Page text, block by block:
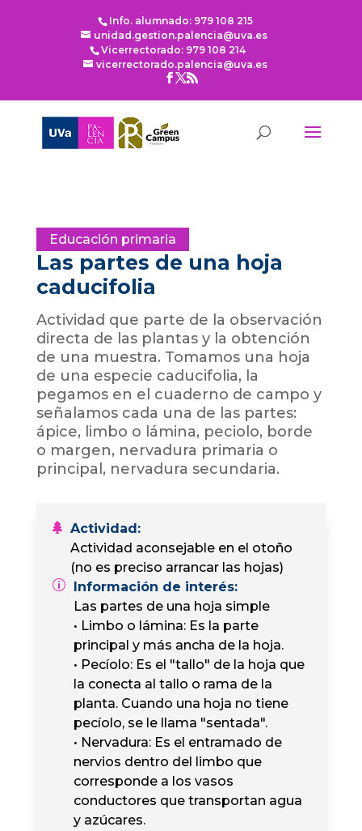
Info. alumnado: 979 108 215
unidad.gestion.palencia@uva.es
Vicerrectorado: 979 108 214
vicerrectorado.palencia@uva.es
Educación primaria
Las partes de una hoja
caducifolia
Actividad que parte de la observación
directa de las plantas y la obtención
de una muestra. Tomamos una hoja
de una especie caducifolia, la
pegamos en el cuaderno de campo y
señalamos cada una de las partes:
ápice, limbo o lámina, peciolo, borde
o margen, nervadura primaria o
principal, nervadura secundaria.
Actividad:
Actividad aconsejable en el otoño
(no es preciso arrancar las hojas)
Información de interés:
Las partes de una hoja simple
• Limbo o lámina: Es la parte
principal y más ancha de la hoja.
• Pecíolo: Es el "tallo" de la hoja que
la conecta al tallo o rama de la
planta. Cuando una hoja no tiene
pecíolo, se le llama "sentada".
• Nervadura: Es el entramado de
nervios dentro del limbo que
corresponde a los vasos
conductores que transportan agua
y azúcares.